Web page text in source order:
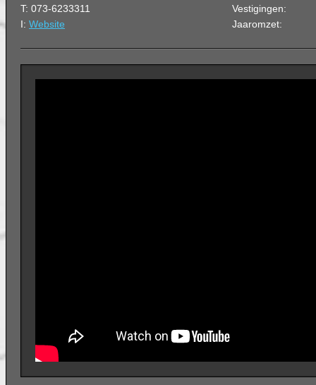
T: 073-6233311
I: Website
Vestigingen:
Jaaromzet: